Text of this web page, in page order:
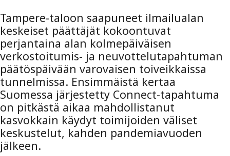
Tampere-taloon saapuneet ilmailualan
keskeiset päättäjät kokoontuvat
perjantaina alan kolmepäiväisen
verkostoitumis- ja neuvottelutapahtuman
päätöspäivään varovaisen toiveikkaissa
tunnelmissa. Ensimmäistä kertaa
Suomessa järjestetty Connect-tapahtuma
on pitkästä aikaa mahdollistanut
kasvokkain käydyt toimijoiden väliset
keskustelut, kahden pandemiavuoden
jälkeen.